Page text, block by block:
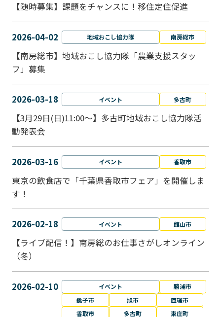
【随時募集】課題をチャンスに！移住定住促進
2026-04-02 地域おこし協力隊 南房総市
【南房総市】地域おこし協力隊「農業支援スタッ
フ」募集
2026-03-18 イベント 多古町
【3月29日(日)11:00～】多古町地域おこし協力隊活
動発表会
2026-03-16 イベント 香取市
東京の飲食店で「千葉県香取市フェア」を開催しま
す！
2026-02-18 イベント 館山市
【ライブ配信！】南房総のお仕事さがしオンライン
（冬）
2026-02-10 イベント
勝浦市
銚子市
旭市
匝瑳市
香取市
多古町
東庄町